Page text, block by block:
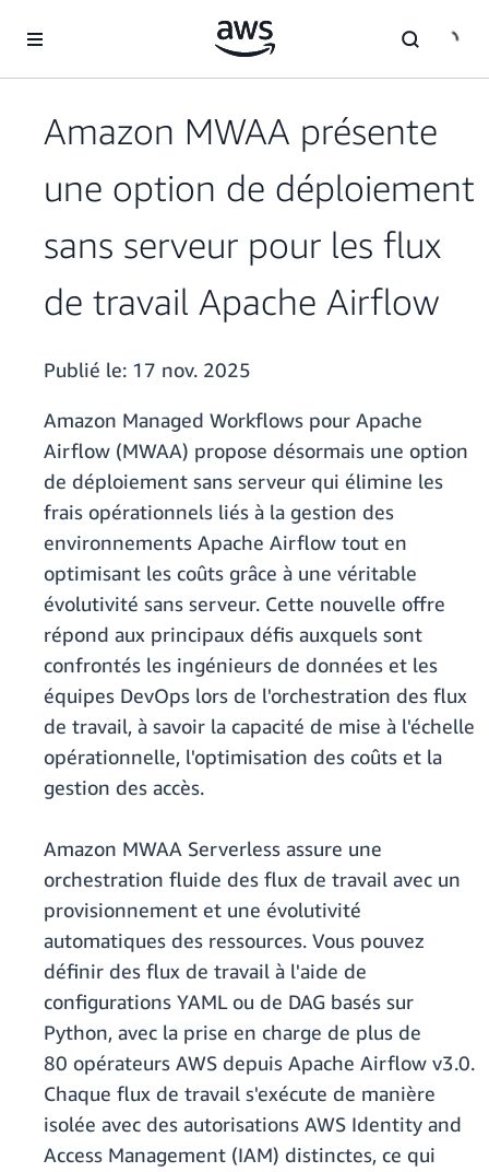
Amazon MWAA présente
une option de déploiement
sans serveur pour les flux
de travail Apache Airflow
Publié le: 17 nov. 2025
Amazon Managed Workflows pour Apache
Airflow (MWAA) propose désormais une option
de déploiement sans serveur qui élimine les
frais opérationnels liés à la gestion des
environnements Apache Airflow tout en
optimisant les coûts grâce à une véritable
évolutivité sans serveur. Cette nouvelle offre
répond aux principaux défis auxquels sont
confrontés les ingénieurs de données et les
équipes DevOps lors de l'orchestration des flux
de travail, à savoir la capacité de mise à l'échelle
opérationnelle, l'optimisation des coûts et la
gestion des accès.
Amazon MWAA Serverless assure une
orchestration fluide des flux de travail avec un
provisionnement et une évolutivité
automatiques des ressources. Vous pouvez
définir des flux de travail à l'aide de
configurations YAML ou de DAG basés sur
Python, avec la prise en charge de plus de
80 opérateurs AWS depuis Apache Airflow v3.0.
Chaque flux de travail s'exécute de manière
isolée avec des autorisations AWS Identity and
Access Management (IAM) distinctes, ce qui